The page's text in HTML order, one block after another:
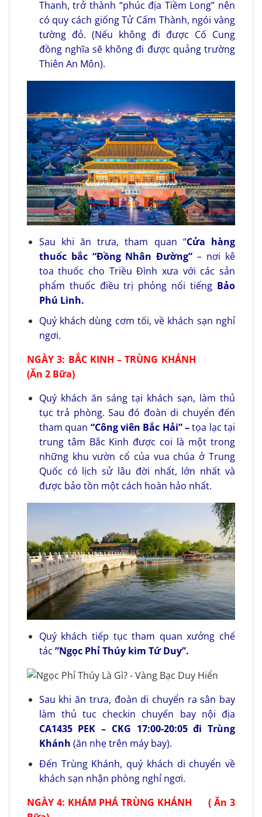
Thanh, trở thành “phúc địa Tiềm Long” nên
có quy cách giống Tử Cấm Thành, ngói vàng
tường đỏ. (Nếu không đi được Cố Cung
đồng nghĩa sẽ không đi được quảng trường
Thiên An Môn).
Sau khi ăn trưa, tham quan “Cửa hàng
thuốc bắc “Đồng Nhân Đường” – nơi kê
toa thuốc cho Triều Đình xưa với các sản
phẩm thuốc điều trị phỏng nổi tiếng Bảo
Phú Linh.
Quý khách dùng cơm tối, về khách sạn nghỉ
ngơi.
NGÀY 3: BẮC KINH – TRÙNG KHÁNH
(Ăn 2 Bữa)
Quý khách ăn sáng tại khách sạn, làm thủ
tục trả phòng. Sau đó đoàn di chuyển đến
tham quan “Công viên Bắc Hải”–tọa lạc tại
trung tâm Bắc Kinh được coi là một trong
những khu vườn cổ của vua chúa ở Trung
Quốc có lịch sử lâu đời nhất, lớn nhất và
được bảo tồn một cách hoàn hảo nhất.
Quý khách tiếp tục tham quan xưởng chế
tác ”Ngọc Phỉ Thúy kim Tứ Duy”.
Sau khi ăn trưa, đoàn di chuyển ra sân bay
làm thủ tuc checkin chuyến bay nội địa
CA1435 PEK – CKG 17:00-20:05 đi Trùng
Khánh (ăn nhẹ trên máy bay).
Đến Trùng Khánh, quý khách di chuyển về
khách sạn nhận phòng nghỉ ngơi.
NGÀY 4: KHÁM PHÁ TRÙNG KHÁNH ( Ăn 3